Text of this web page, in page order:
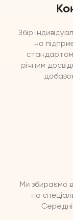
Збір
на
стандартом
річним
Ми збираємо
на